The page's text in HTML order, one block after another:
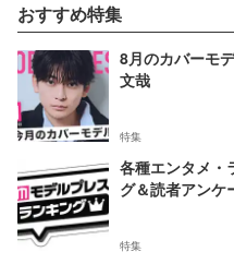
おすすめ特集
8月のカバーモ
文哉
特集
各種エンタメ・
グ＆読者アンケ
特集